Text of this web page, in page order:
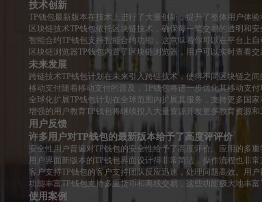
技术创新
TP钱包最新版本在技术上进行了大量创新，提升了整体用户体验
区块链技术TP钱包依托区块链技术，确保每一笔交易的透明和
智能合约TP钱包支持智能合约功能，这意味着你可以在平台上
区块链浏览器TP钱包内置了区块链浏览器，用户可以实时查看
未来发展
跨链技术TP钱包计划在未来引入跨链技术，使得不同区块链之
移动支付随着移动支付的普及，TP钱包将进一步优化其移动支
全球化扩展TP钱包计划在全球范围内扩展其服务，支持更多国
增强的用户教育TP钱包将继续投入大量资源开发更多教育资源
用户反馈
许多用户对TP钱包的最新版本给予了高度评评价
安全性用户普遍对TP钱包的安全性给予了高度评价。应用的多
用户界面新版本的TP钱包界面设计得非常简洁，操作流程也非
客户支持TP钱包的客户支持团队反应迅速，处理问题高效。用
功能丰富TP钱包支持多重货币和离线交易，这些功能极大地丰
使用案例